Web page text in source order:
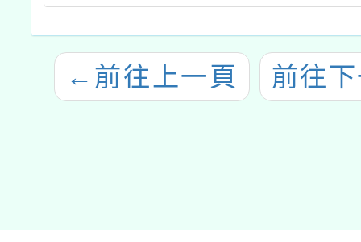
← 前往上一頁 前往